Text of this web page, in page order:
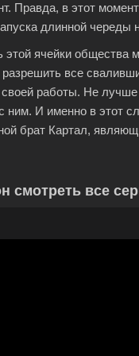
Правда, в этот
длинной
ячейки общества
все
работы. Не лучше
ним. И именно в этот
брат Картал,
смотреть все